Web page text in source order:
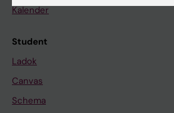
Kalender
Student
Ladok
Canvas
Schema